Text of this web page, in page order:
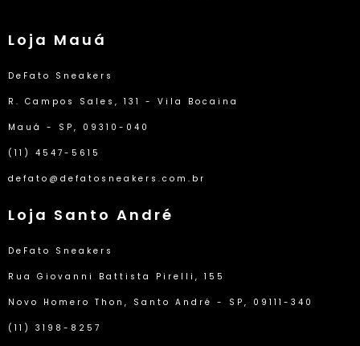
Loja Mauá
DeFato Sneakers
R. Campos Sales, 131 - Vila Bocaina
Mauá - SP, 09310-040
(11) 4547-5615
defato@defatosneakers.com.br
Loja Santo André
DeFato Sneakers
Rua Giovanni Battista Pirelli, 155
Novo Homero Thon, Santo André - SP, 09111-340
(11) 3198-8257